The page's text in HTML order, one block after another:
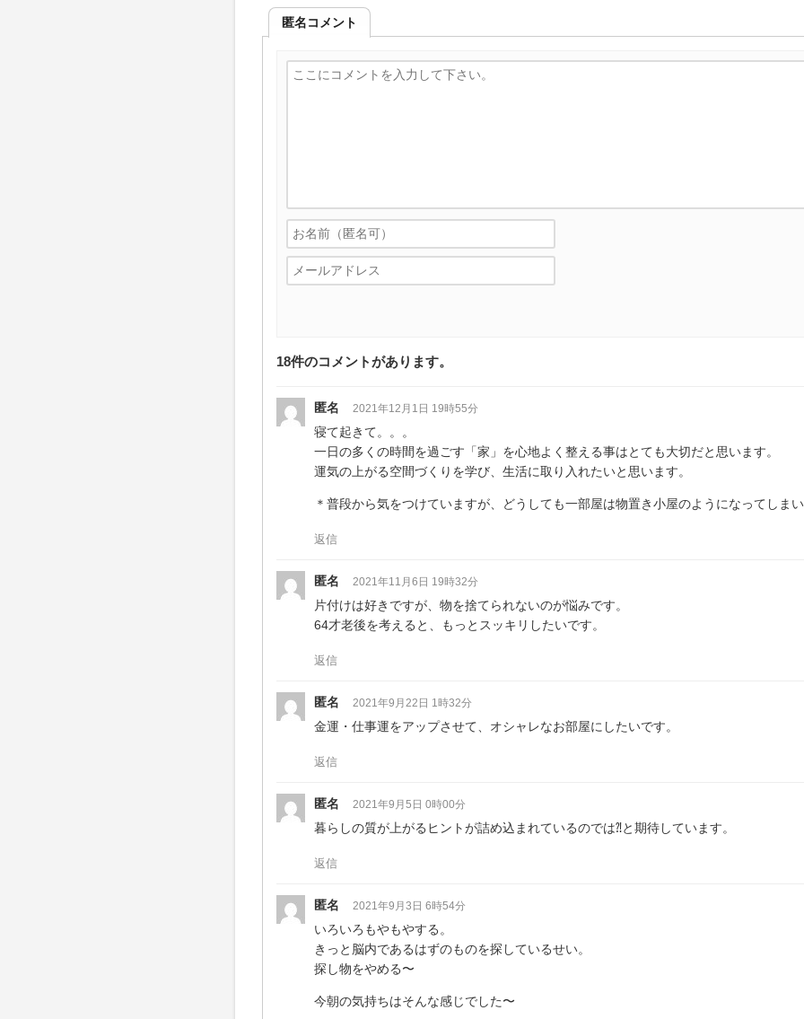
匿名コメント
18件のコメントがあります。
匿名 2021年12月1日 19時55分
寝て起きて。。。
一日の多くの時間を過ごす「家」を心地よく整える事はとても大切だと思います。
運気の上がる空間づくりを学び、生活に取り入れたいと思います。
＊普段から気をつけていますが、どうしても一部屋は物置き小屋のようになってしま
返信
匿名 2021年11月6日 19時32分
片付けは好きですが、物を捨てられないのが悩みです。
64才老後を考えると、もっとスッキリしたいです。
返信
匿名 2021年9月22日 1時32分
金運・仕事運をアップさせて、オシャレなお部屋にしたいです。
返信
匿名 2021年9月5日 0時00分
暮らしの質が上がるヒントが詰め込まれているのでは⁈と期待しています。
返信
匿名 2021年9月3日 6時54分
いろいろもやもやする。
きっと脳内であるはずのものを探しているせい。
探し物をやめる〜
今朝の気持ちはそんな感じでした〜